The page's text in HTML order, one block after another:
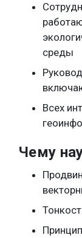
среды
Всех
Чему